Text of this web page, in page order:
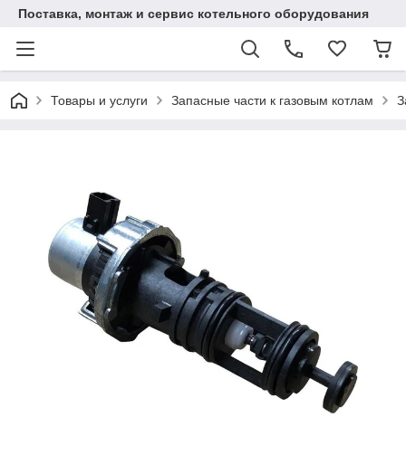
Поставка, монтаж и сервис котельного оборудования
Товары и услуги Запасные части к газовым котлам